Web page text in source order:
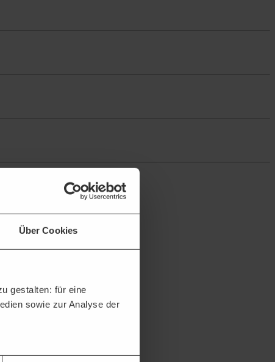
Über Cookies
gestalten: für eine
sowie zur Analyse der
Projekte und erhalten: